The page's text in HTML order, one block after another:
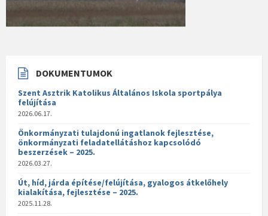
DOKUMENTUMOK
Szent Asztrik Katolikus Általános Iskola sportpálya
felújítása
2026.06.17.
Önkormányzati tulajdonú ingatlanok fejlesztése,
önkormányzati feladatellátáshoz kapcsolódó
beszerzések – 2025.
2026.03.27.
Út, híd, járda építése/felújítása, gyalogos átkelőhely
kialakítása, fejlesztése – 2025.
2025.11.28.